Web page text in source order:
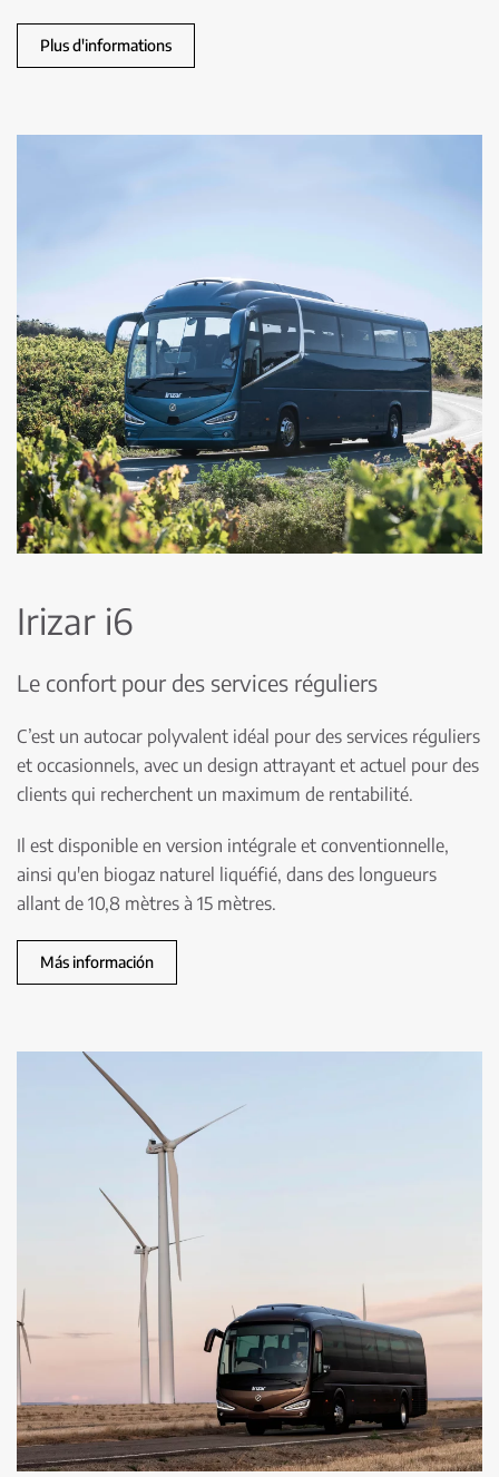
Plus d'informations
Irizar i6
Le confort pour des services réguliers
C’est un autocar polyvalent idéal pour des services réguliers
et occasionnels, avec un design attrayant et actuel pour des
clients qui recherchent un maximum de rentabilité.
Il est disponible en version intégrale et conventionnelle,
ainsi qu'en biogaz naturel liquéfié, dans des longueurs
allant de 10,8 mètres à 15 mètres.
Más información